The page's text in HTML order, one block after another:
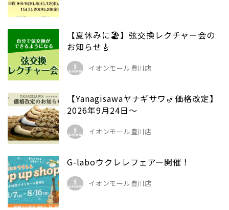
【夏休みに🏖️】弦交換レクチャー会の
お知らせ🎸
イオンモール豊川店
【Yanagisawaヤナギサワ🎷価格改定】
2026年9月24日～
イオンモール豊川店
G-laboウクレレフェアー開催！
イオンモール豊川店